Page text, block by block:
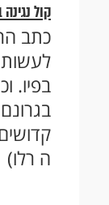
קול
כתב
לעשות
בפיו.
ה רלו)